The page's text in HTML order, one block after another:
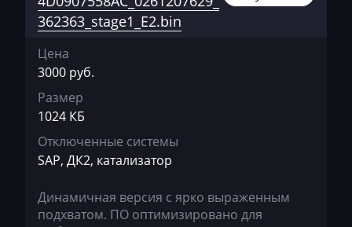
Ausa
AVR
BAIC
Bajaj
Basak
Bauer
BAW
Bosch EDC17C46
Bosch EDC17C74
Bosch EDC17CP04
Bosch EDC17CP20
Bosch EDC17CP24
Bosch EDC17CP44
A6 4.2
A8
S4 2.7T
S4 4.2
S6
TT 3.2 250hp
4D0907558H_0261206015_350096
4D0907558T_0261206841_354730
4D0907558T_0261206841_360180
4D0907560AF_0261206844_360174
4D0907560AQ_0261207041_360660
4D0907560G_0261206362_352192
4E0906018_0261201293_382820
362363_stage1_E2.bin
Цена
3000 руб.
Размер
1024 КБ
Отключенные системы
SAP, ДК2, катализатор
Динамичная версия с ярко выраженным
подхватом. ПО оптимизировано для